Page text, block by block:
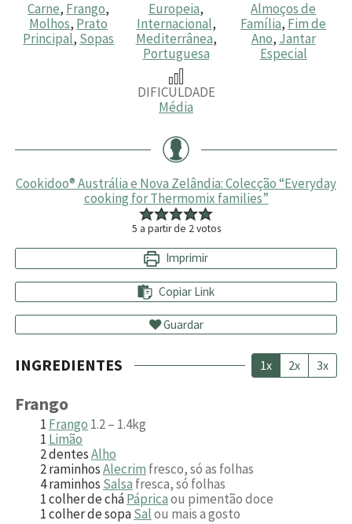
Carne, Frango,
Molhos, Prato
Principal, Sopas
Europeia,
Internacional,
Mediterrânea,
Portuguesa
Almoços de
Família, Fim de
Ano, Jantar
Especial
DIFICULDADE
Média
Cookidoo® Austrália e Nova Zelândia: Colecção “Everyday
cooking for Thermomix families”
5 a partir de 2votos
Imprimir
Copiar Link
Guardar
INGREDIENTES 1x 2x 3x
Frango
1 Frango 1.2 – 1.4kg
1 Limão
2dentesAlho
2raminhosAlecrim fresco, só as folhas
4raminhos Salsa fresca, só folhas
1colher de cháPápricaou pimentão doce
1colher de sopaSalou mais a gosto